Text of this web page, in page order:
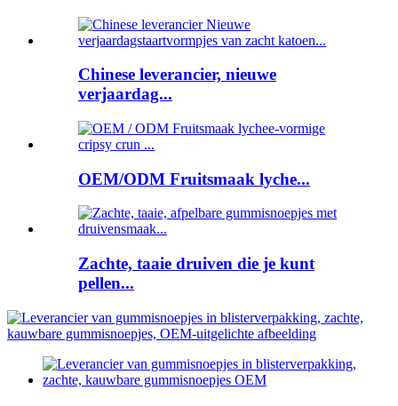
Chinese leverancier, nieuwe
verjaardag...
OEM/ODM Fruitsmaak lyche...
Zachte, taaie druiven die je kunt
pellen...